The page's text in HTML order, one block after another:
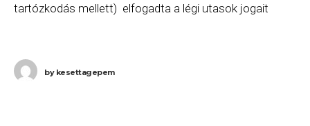
tartózkodás mellett) elfogadta a légi utasok jogait
bykesettagepem